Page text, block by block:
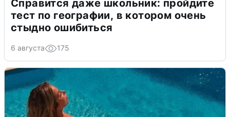
Справится даже школьник: пройдите
тест по географии, в котором очень
стыдно ошибиться
6 августа 175